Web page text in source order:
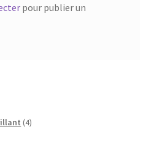
pour publier un
44